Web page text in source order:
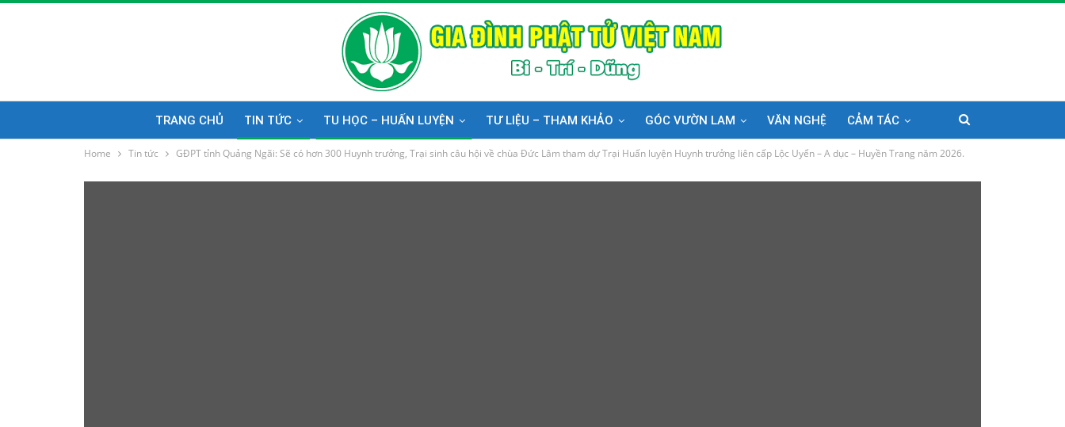
TRANG CHỦ TIN TỨC TU HỌC – HUẤN LUYỆN TƯ LIỆU – THAM KHẢO GÓC VƯỜN LAM VĂN NGHỆ CẢM TÁC
Home Tin tức GĐPT tỉnh Quảng Ngãi: Sẽ có hơn 300 Huynh trưởng, Trại sinh câu hội về chùa Đức Lâm tham dự Trại Huấn luyện Huynh trưởng liên cấp Lộc Uyển – A dục – Huyền Trang năm 2026.